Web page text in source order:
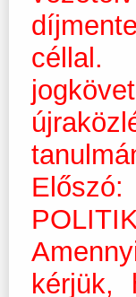
céllal.
Előszó:
kérjük,